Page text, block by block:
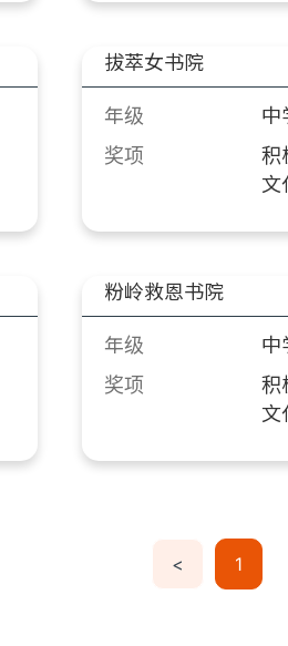
拔萃女书院
年级
中
奖项
积
文
粉岭救恩书院
年级
中
奖项
积
文
< 1